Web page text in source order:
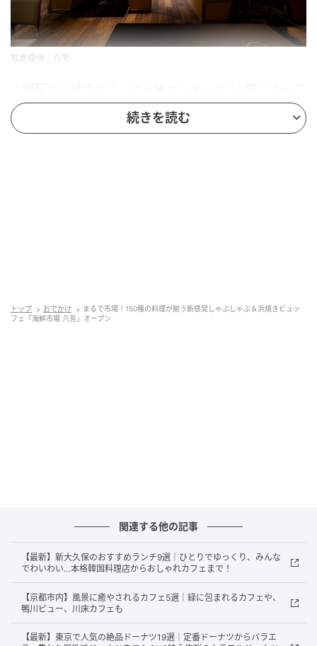
写真提供：八芳
ンした「海鮮市場 八芳」。
店内に一歩足を踏み入れると、約400席を備えた広々
そこから自分の好みの食材を選ぶスタイル。
市場を歩きながら「これもおいしそう」「今日は何を
食べよう」と食材を選ぶワクワク感をそのままレスト
ランで体験できるのがこの店の醍醐味。
食材を選び、テーブルへ運び、自分で調理して味わう
まで、そのすべての工程がひとつのエンターテインメ
続きを読む
トップ おでかけ
まるで市場！150種の料理が揃う新感覚しゃぶしゃぶ＆浜焼きビュッ
フェ「海鮮市場 八芳」オープン
関連する他の記事
【最新】新大久保のおすすめランチ9選｜ひとりでゆっくり、みんな
でわいわい…本格韓国料理店からおしゃれカフェまで！
【京都市内】風景に癒やされるカフェ5選｜緑に包まれるカフェや、
鴨川ビュー、川床カフェも
【最新】東京で人気の絶品ドーナツ19選｜定番ドーナツからバラエ